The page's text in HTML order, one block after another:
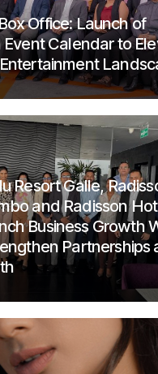
Office: Launch of
Event Calendar to
Resort Galle,
and Radisson
Business Growth
Partnerships